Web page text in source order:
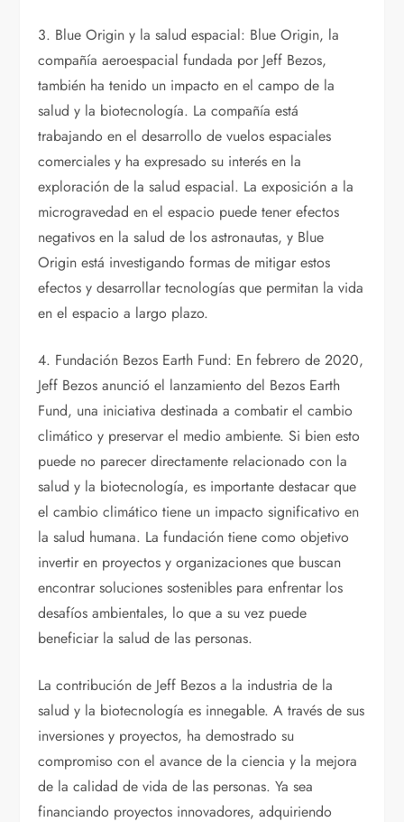
3. Blue Origin y la salud espacial: Blue Origin, la
compañía aeroespacial fundada por Jeff Bezos,
también ha tenido un impacto en el campo de la
salud y la biotecnología. La compañía está
trabajando en el desarrollo de vuelos espaciales
comerciales y ha expresado su interés en la
exploración de la salud espacial. La exposición a la
microgravedad en el espacio puede tener efectos
negativos en la salud de los astronautas, y Blue
Origin está investigando formas de mitigar estos
efectos y desarrollar tecnologías que permitan la vida
en el espacio a largo plazo.
4. Fundación Bezos Earth Fund: En febrero de 2020,
Jeff Bezos anunció el lanzamiento del Bezos Earth
Fund, una iniciativa destinada a combatir el cambio
climático y preservar el medio ambiente. Si bien esto
puede no parecer directamente relacionado con la
salud y la biotecnología, es importante destacar que
el cambio climático tiene un impacto significativo en
la salud humana. La fundación tiene como objetivo
invertir en proyectos y organizaciones que buscan
encontrar soluciones sostenibles para enfrentar los
desafíos ambientales, lo que a su vez puede
beneficiar la salud de las personas.
La contribución de Jeff Bezos a la industria de la
salud y la biotecnología es innegable. A través de sus
inversiones y proyectos, ha demostrado su
compromiso con el avance de la ciencia y la mejora
de la calidad de vida de las personas. Ya sea
financiando proyectos innovadores, adquiriendo